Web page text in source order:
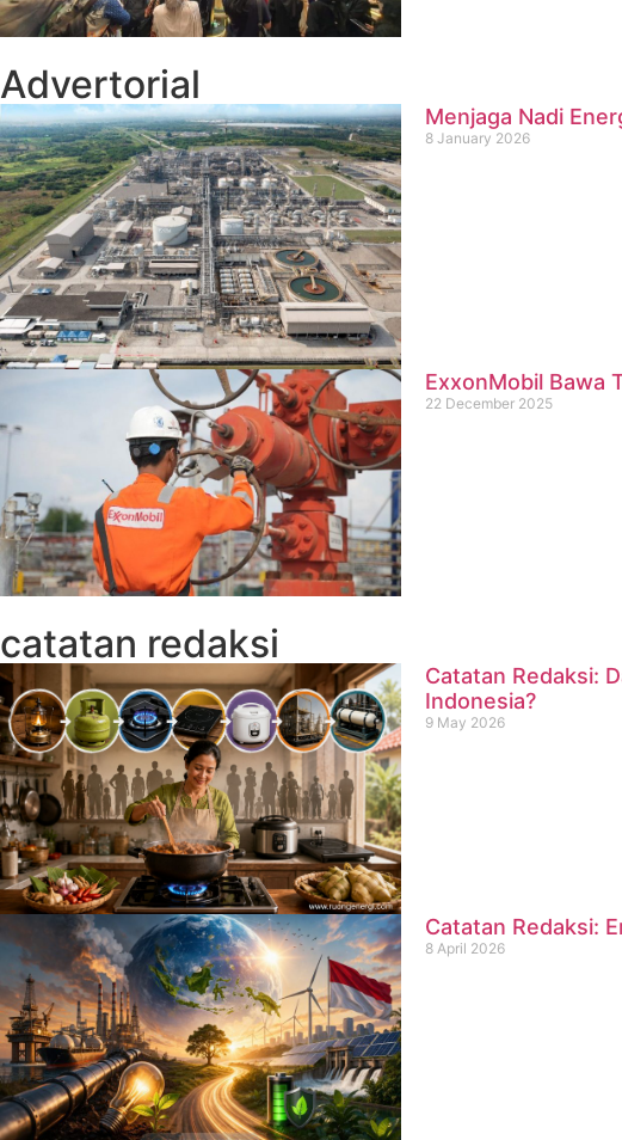
Advertorial
Menjaga Nadi
8 January 2026
ExxonMobil Bawa
22 December 2025
catatan redaksi
Catatan Redaksi:
Indonesia?
9 May 2026
Catatan Redaksi:
8 April 2026